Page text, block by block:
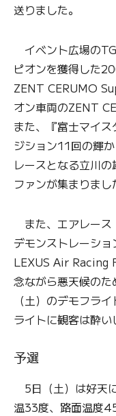
送りました。
イベント広場の
ピオンを獲得した
ZENT CERUMO
オン車両のZENT
また、『富士マイ
ジション11回の輝
レースとなる立川
ファンが集まりまし
また、エアレース
デモンストレーシ
LEXUS Air Racing
念ながら悪天候の
（土）のデモフラ
ライトに観客は酔い
予選
5日（土）は好天
温33度、路面温度